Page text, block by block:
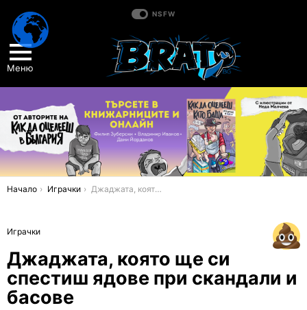
NSFW
Меню
You are here:
Начало Играчки Джаджата, която ще си спестиш ядове при скандали и басове
Играчки
Джаджата, която ще си
спестиш ядове при скандали и
басове